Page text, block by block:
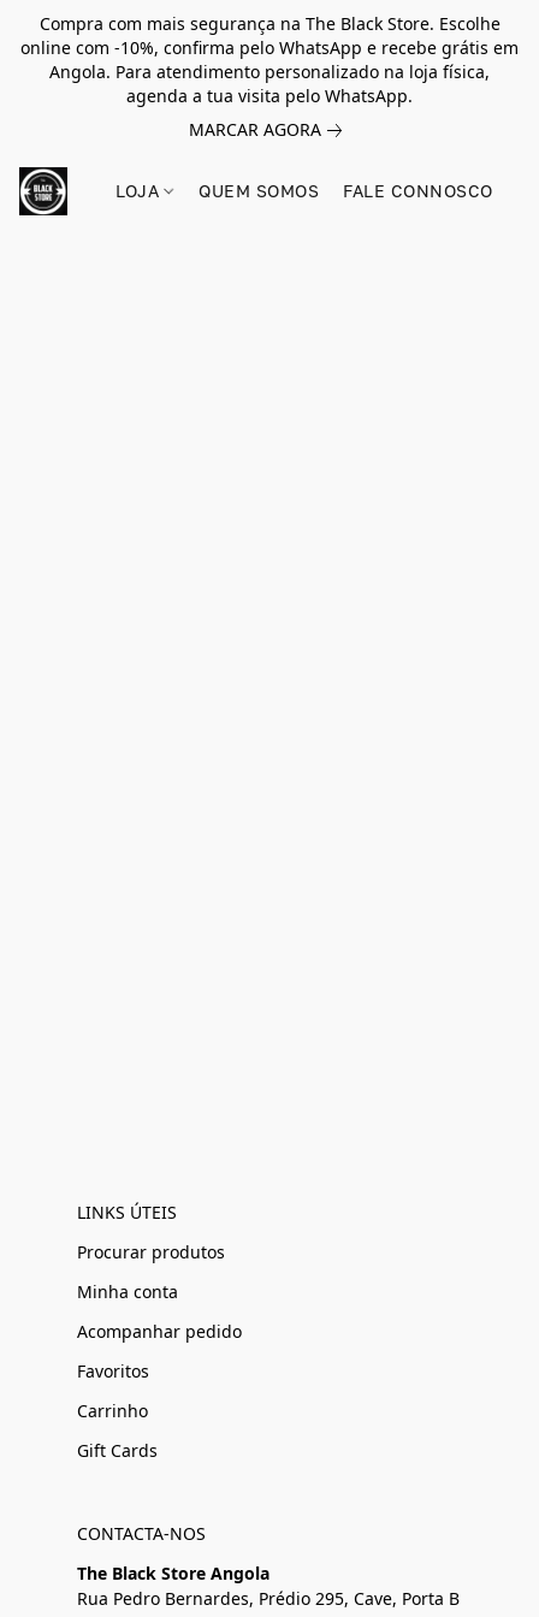
Compra com mais segurança na The Black Store. Escolhe
online com -10%, confirma pelo WhatsApp e recebe grátis em
Angola. Para atendimento personalizado na loja física,
agenda a tua visita pelo WhatsApp.
MARCAR AGORA
LOJA QUEM SOMOS FALE CONNOSCO
LINKS ÚTEIS
Procurar produtos
Minha conta
Acompanhar pedido
Favoritos
Carrinho
Gift Cards
CONTACTA-NOS
The Black Store Angola
Rua Pedro Bernardes, Prédio 295, Cave, Porta B